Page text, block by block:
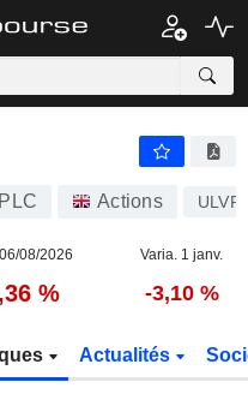
Actions ULVR
08/2026 Varia. 1 janv.
% -3,10 %
Actualités